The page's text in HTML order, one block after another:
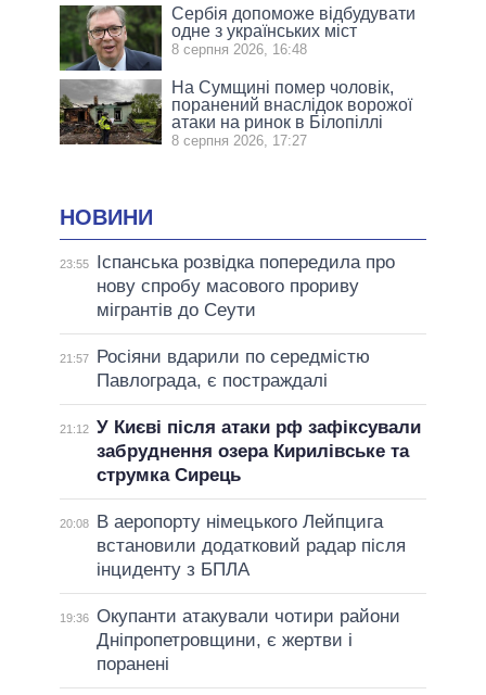
Сербія допоможе відбудувати
одне з українських міст
8 серпня 2026, 16:48
На Сумщині помер чоловік,
поранений внаслідок ворожої
атаки на ринок в Білопіллі
8 серпня 2026, 17:27
НОВИНИ
23:55
Іспанська розвідка попередила про
нову спробу масового прориву
мігрантів до Сеути
21:57
Росіяни вдарили по середмістю
Павлограда, є постраждалі
21:12 У Києві після атаки рф зафіксували
забруднення озера Кирилівське та
струмка Сирець
20:08
В аеропорту німецького Лейпцига
встановили додатковий радар після
інциденту з БПЛА
19:36 Окупанти атакували чотири райони
Дніпропетровщини, є жертви і
поранені